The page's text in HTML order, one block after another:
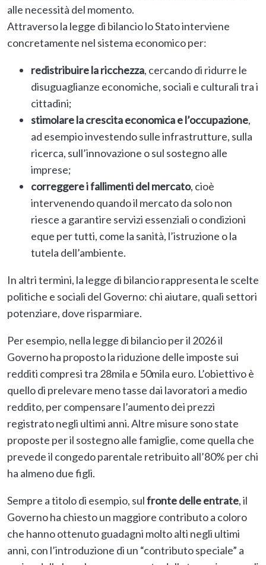
alle necessità del momento.
Attraverso la legge di bilancio lo Stato interviene
concretamente nel sistema economico per:
redistribuire la ricchezza, cercando di ridurre le
disuguaglianze economiche, sociali e culturali tra i
cittadini;
stimolare la crescita economica e l’occupazione,
ad esempio investendo sulle infrastrutture, sulla
ricerca, sull’innovazione o sul sostegno alle
imprese;
correggere i fallimenti del mercato, cioè
intervenendo quando il mercato da solo non
riesce a garantire servizi essenziali o condizioni
eque per tutti, come la sanità, l’istruzione o la
tutela dell’ambiente.
In altri termini, la legge di bilancio rappresenta le scelte
politiche e sociali del Governo: chi aiutare, quali settori
potenziare, dove risparmiare.
Per esempio, nella legge di bilancio per il 2026 il
Governo ha proposto la riduzione delle imposte sui
redditi compresi tra 28mila e 50mila euro. L’obiettivo è
quello di prelevare meno tasse dai lavoratori a medio
reddito, per compensare l’aumento dei prezzi
registrato negli ultimi anni. Altre misure sono state
proposte per il sostegno alle famiglie, come quella che
prevede il congedo parentale retribuito all’80% per chi
ha almeno due figli.
Sempre a titolo di esempio, sulfronte delle entrate, il
Governo ha chiesto un maggiore contributo a coloro
che hanno ottenuto guadagni molto alti negli ultimi
anni, con l’introduzione di un “contributo speciale” a